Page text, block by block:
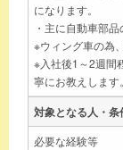
になります。
・主に自動車部品
※ウィング車の為
※入社後1～2週間
寧にお教えします。
対象となる人・条
必要な経験等